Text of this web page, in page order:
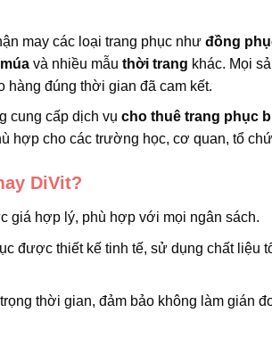
may các loại trang phục như đồng
và nhiều mẫu thời trang khác. Mọi
hàng đúng thời gian đã cam kết.
cung cấp dịch vụ cho thuê trang phục
hợp cho các trường học, cơ quan, tổ
DiVit?
giá hợp lý, phù hợp với mọi ngân sách.
được thiết kế tinh tế, sử dụng chất liệu
thời gian, đảm bảo không làm gián